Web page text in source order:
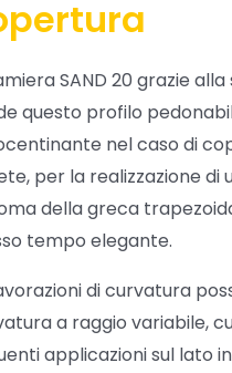
SAND 20 grazie
questo profilo
nel caso di
per la realizzazione
della greca
tempo elegante.
di curvatura
a raggio variabile,
applicazioni sul lato